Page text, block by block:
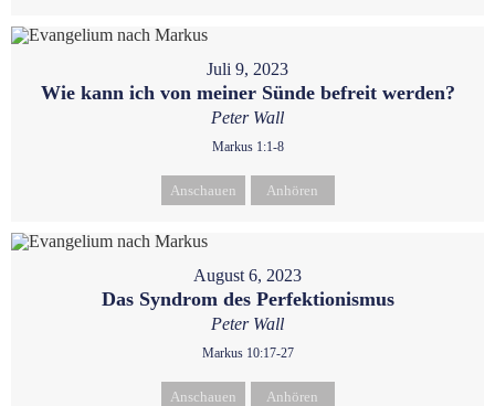
Juli 9, 2023
Wie kann ich von meiner Sünde befreit werden?
Peter Wall
Markus 1:1-8
Anschauen Anhören
August 6, 2023
Das Syndrom des Perfektionismus
Peter Wall
Markus 10:17-27
Anschauen Anhören